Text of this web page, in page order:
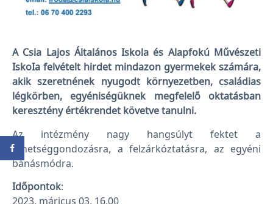
A Csia Lajos Általános Iskola és Alapfokú Művészeti
IskoIa felvételt hirdet mindazon gyermekek számára,
akik szeretnének nyugodt környezetben, családias
légkörben, egyéniségüknek megfelelő oktatásban
keresztény értékrendet követve tanulni.
Az intézmény nagy hangsúlyt fektet a
tehetséggondozásra, a felzárkóztatásra, az egyéni
bánásmódra.
Időpontok:
2023. máricus 03. 16.00